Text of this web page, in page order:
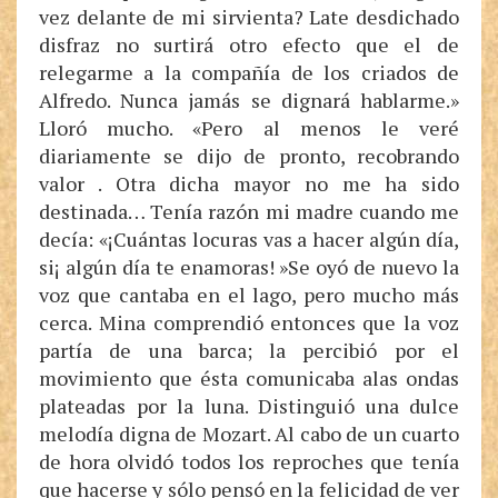
vez delante de mi sirvienta? Late desdichado
disfraz no surtirá otro efecto que el de
relegarme a la compañía de los criados de
Alfredo. Nunca jamás se dignará hablarme.»
Lloró mucho. «Pero al menos le veré
diariamente se dijo de pronto, recobrando
valor . Otra dicha mayor no me ha sido
destinada… Tenía razón mi madre cuando me
decía: «¡Cuántas locuras vas a hacer algún día,
si¡ algún día te enamoras! »Se oyó de nuevo la
voz que cantaba en el lago, pero mucho más
cerca. Mina comprendió entonces que la voz
partía de una barca; la percibió por el
movimiento que ésta comunicaba alas ondas
plateadas por la luna. Distinguió una dulce
melodía digna de Mozart. Al cabo de un cuarto
de hora olvidó todos los reproches que tenía
que hacerse y sólo pensó en la felicidad de ver